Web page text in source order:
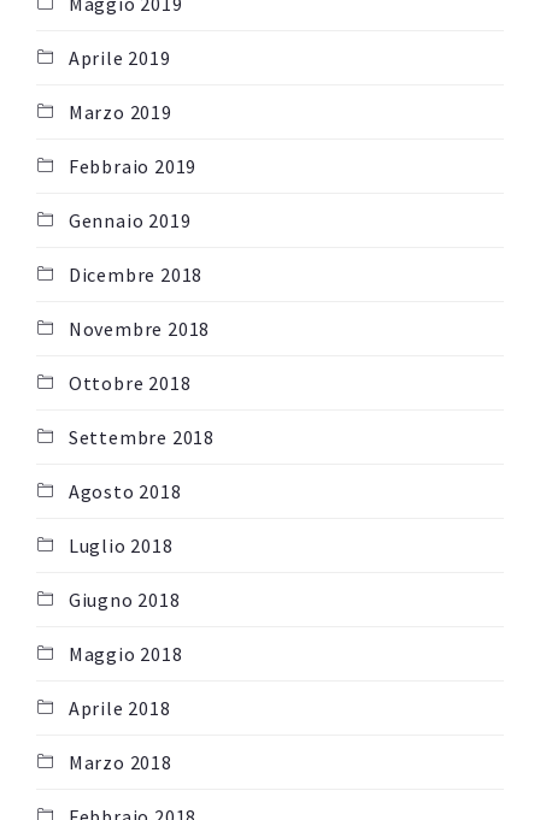
Aprile 2019
Marzo 2019
Febbraio 2019
Gennaio 2019
Dicembre 2018
Novembre 2018
Ottobre 2018
Settembre 2018
Agosto 2018
Luglio 2018
Giugno 2018
Maggio 2018
Aprile 2018
Marzo 2018